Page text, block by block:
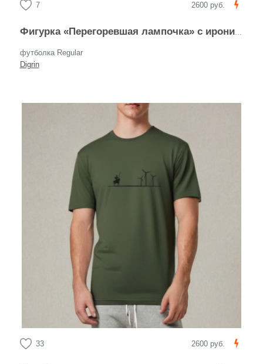
7 2600 руб.
Фигурка «Перегоревшая лампочка» с иронией
футболка Regular
Digrin
33 2600 руб.